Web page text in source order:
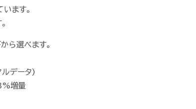
ます。
ら選べます。
データ)
増量